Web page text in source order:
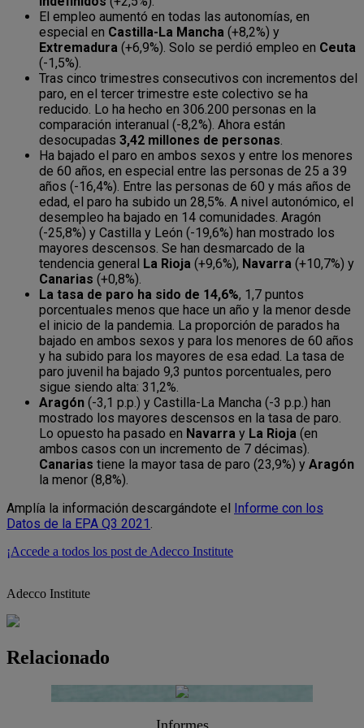
El empleo aumentó en todas las autonomías, en
especial en Castilla-La Mancha (+8,2%) y
Extremadura (+6,9%). Solo se perdió empleo en Ceuta
(-1,5%).
Tras cinco trimestres consecutivos con incrementos del
paro, en el tercer trimestre este colectivo se ha
reducido. Lo ha hecho en 306.200 personas en la
comparación interanual (-8,2%). Ahora están
desocupadas 3,42 millones de personas.
Ha bajado el paro en ambos sexos y entre los menores
de 60 años, en especial entre las personas de 25 a 39
años (-16,4%). Entre las personas de 60 y más años de
edad, el paro ha subido un 28,5%. A nivel autonómico, el
desempleo ha bajado en 14 comunidades. Aragón
(-25,8%) y Castilla y León (-19,6%) han mostrado los
mayores descensos. Se han desmarcado de la
tendencia general La Rioja (+9,6%), Navarra (+10,7%) y
Canarias (+0,8%).
La tasa de paro ha sido de 14,6%, 1,7 puntos
porcentuales menos que hace un año y la menor desde
el inicio de la pandemia. La proporción de parados ha
bajado en ambos sexos y para los menores de 60 años
y ha subido para los mayores de esa edad. La tasa de
paro juvenil ha bajado 9,3 puntos porcentuales, pero
sigue siendo alta: 31,2%.
Aragón (-3,1 p.p.) y Castilla-La Mancha (-3 p.p.) han
mostrado los mayores descensos en la tasa de paro.
Lo opuesto ha pasado en Navarra y La Rioja (en
ambos casos con un incremento de 7 décimas).
Canarias tiene la mayor tasa de paro (23,9%) y Aragón
la menor (8,8%).
Amplía la información descargándote el Informe con los
Datos de la EPA Q3 2021.
¡Accede a todos los post de Adecco Institute
Adecco Institute
Relacionado
Informes